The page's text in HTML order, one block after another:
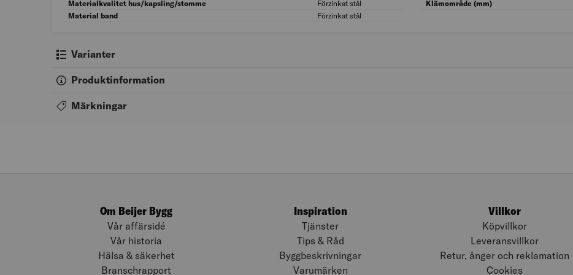
Materialkvalitet hus/kapsling/stomme
Förzinkat stål
Materialkvalitet hus/kapsling/stomme: Förzinkat stål
Material band
Förzinkat stål
Klämområde (mm)
Varianter
Produktinformation
Märkningar
Om Beijer Bygg
Vår affärsidé
Vår historia
Hälsa & säkerhet
Branschrapport
Inspiration
Tjänster
Tips & Råd
Byggbeskrivningar
Varumärken
Villkor
Köpvillkor
Leveransvillkor
Retur, ånger och reklamation
Cookies